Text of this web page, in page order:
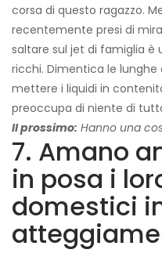
corsa di questo ragazzo.
recentemente presi di
saltare sul jet di famiglia è
ricchi. Dimentica le
mettere i liquidi in
preoccupa di niente di
Il prossimo: Hanno una
7. Amano
in posa i
domestici